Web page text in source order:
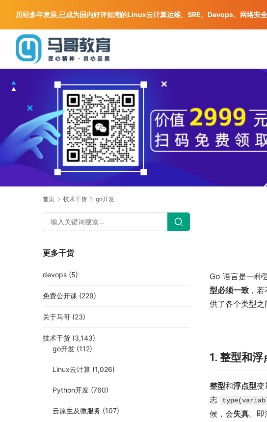
首页 技术干货 go开发
Go 语言是一种
型必须一致 ，
供了各个类型之
1. 整型和
整型和浮点型变
志
候，会失真。即
更多干货
devops (5)
免费公开课 (229)
关于马哥 (23)
技术干货 (3,143)
go开发 (112)
Linux云计算 (1,026)
Python开发 (760)
云原生及微服务 (107)
历经多年发展,已成为国内好评如潮的Linux云计算运维、SRE、Devops、网络安